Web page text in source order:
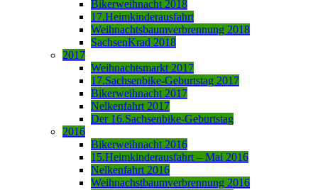
Bikerweihnacht 2018
17.Heimkinderausfahrt
Weihnachtsbaumverbrennung 2018
SachsenKrad 2018
2017
Weihnachtsmarkt 2017
17.Sachsenbike-Geburtstag 2017
Bikerweihnacht 2017
Nelkenfahrt 2017
Der 16.Sachsenbike-Geburtstag
2016
Bikerweihnacht 2016
15.Heimkinderausfahrt – Mai 2016
Nelkenfahrt 2016
Weihnachstbaumverbrennung 2016